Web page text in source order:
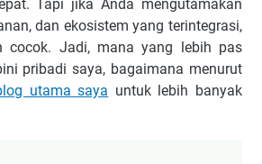
Tapi jika Anda mengutamakan
dan ekosistem yang terintegrasi,
cocok. Jadi, mana yang lebih pas
pribadi saya, bagaimana menurut
utama saya untuk lebih banyak